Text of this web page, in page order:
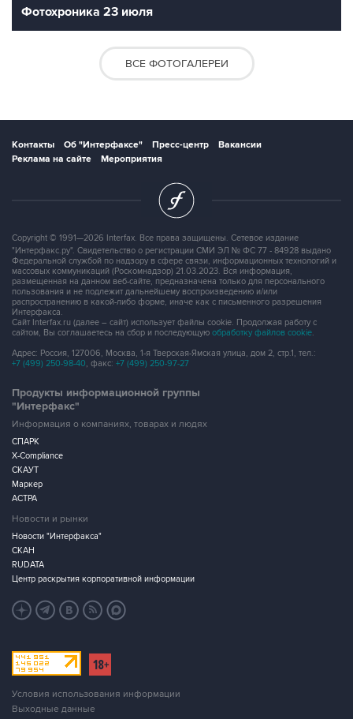
Фотохроника 23 июля
ВСЕ ФОТОГАЛЕРЕИ
Контакты Об "Интерфаксе" Пресс-центр
Вакансии
Реклама на сайте
Мероприятия
Copyright © 1991—2026 Interfax. Все права защищены. Сетевое издание
"Интерфакс.ру". Свидетельство о регистрации СМИ ЭЛ № ФС 77 - 84928 выдано
Федеральной службой по надзору в сфере связи, информационных технологий и
массовых коммуникаций (Роскомнадзор) 21.03.2023. Вся информация,
размещенная на данном веб-сайте, предназначена только для персонального
пользования и не подлежит дальнейшему воспроизведению и/или
распространению в какой-либо форме, иначе как с письменного разрешения
Интерфакса.
Сайт Interfax.ru (далее – сайт) использует файлы cookie. Продолжая работу с
сайтом, Вы соглашаетесь на сбор и последующую обработку файлов cookie.
Адрес: Россия, 127006, Москва, 1-я Тверская-Ямская улица, дом 2, стр.1, тел.:
+7 (499) 250-98-40, факс: +7 (499) 250-97-27
Продукты информационной группы
"Интерфакс"
Информация о компаниях, товарах и людях
СПАРК
X-Compliance
СКАУТ
Маркер
АСТРА
Новости и рынки
Новости "Интерфакса"
СКАН
RUDATA
Центр раскрытия корпоративной информации
Условия использования информации
Выходные данные